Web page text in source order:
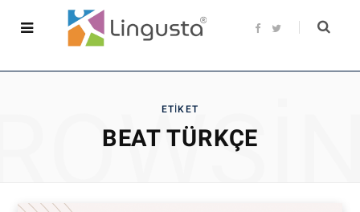
F
b
t
ETIKET
BEAT TÜRKÇE